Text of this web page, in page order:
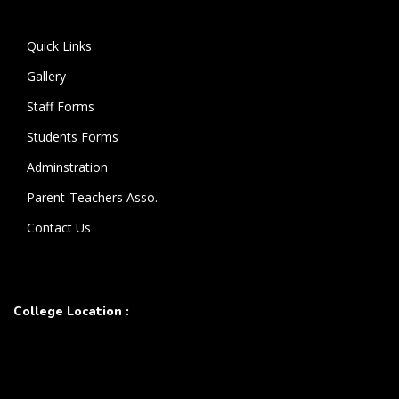
Quick Links
Gallery
Staff Forms
Students Forms
Adminstration
Parent-Teachers Asso.
Contact Us
College Location :